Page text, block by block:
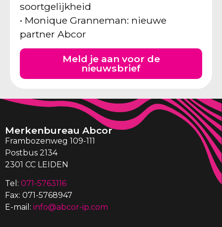
soortgelijkheid
• Monique Granneman: nieuwe
partner Abcor
Meld je aan voor de
nieuwsbrief
Merkenbureau Abcor
Frambozenweg 109-111
Postbus 2134
2301 CC LEIDEN
Tel: 071-5763116
Fax: 071-5768947
E-mail: info@abcor-ip.com